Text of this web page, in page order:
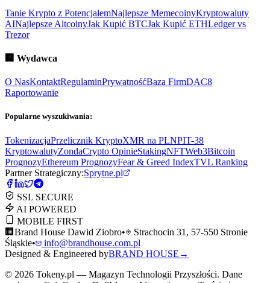
Tanie Krypto z PotencjałemNajlepsze MemecoinyKryptowaluty
AINajlepsze AltcoinyJak Kupić BTCJak Kupić ETHLedger vs
Trezor
🏢 Wydawca
O NasKontaktRegulaminPrywatnośćBaza FirmDAC8
Raportowanie
Popularne wyszukiwania:
TokenizacjaPrzelicznik KryptoXMR na PLNPIT-38
KryptowalutyZondaCrypto OpinieStakingNFTWeb3Bitcoin
PrognozyEthereum PrognozyFear & Greed IndexTVL Ranking
Partner Strategiczny:Sprytne.pl
SSL SECURE
AI POWERED
MOBILE FIRST
🏢 Brand House Dawid Ziobro•
Strachocin 31, 57-550 Stronie
Śląskie•
info@brandhouse.com.pl
Designed & Engineered byBRAND HOUSE →
© 2026 Tokeny.pl — Magazyn Technologii Przyszłości. Dane